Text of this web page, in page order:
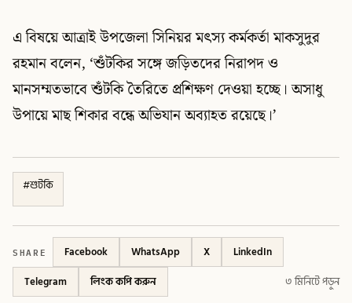
এ বিষয়ে আত্রাই উপজেলা সিনিয়র মৎস্য কর্মকর্তা মাকসুদুর
রহমান বলেন, ‘শুঁটকির সঙ্গে জড়িতদের নিরাপদ ও
মানসম্মতভাবে শুঁটকি তৈরিতে প্রশিক্ষণ দেওয়া হচ্ছে। অসাধু
উপায়ে মাছ শিকার বন্ধে অভিযান অব্যাহত রয়েছে।’
#শুটকি
SHARE Facebook WhatsApp X
LinkedIn
Telegram
লিংক কপি করুন ৩ মিনিটে পড়ুন